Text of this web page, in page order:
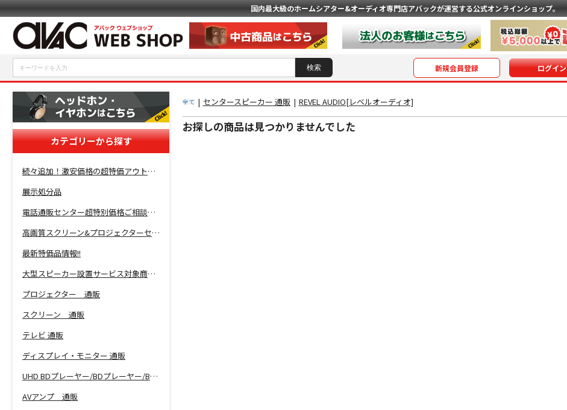
国内最大級のホームシアター&オーディオ専門店アバックが運営する公式オンラインショップ。
新規会員登録 ログイン
カテゴリーから探す
続々追加！激安価格の超特価アウトレットセール開催！
展示処分品
電話通販センター超特別価格ご相談コーナー！
高画質スクリーン&プロジェクターセット超特価！
最新特価品情報!!
大型スピーカー設置サービス対象商品！
プロジェクター 通販
スクリーン 通販
テレビ 通販
ディスプレイ・モニター 通販
UHD BDプレーヤー/BDプレーヤー/BDレコーダー 通販
AVアンプ 通販
全て | センタースピーカー 通販 | REVEL AUDIO[レベルオーディオ]
お探しの商品は見つかりませんでした